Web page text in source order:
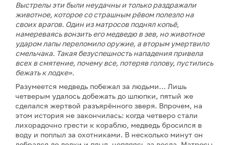
Выстрелы эти были неудачны и только раздражали
животное, которое со страшным рёвом полезло на
своих врагов. Один из матросов поднял копьё,
намереваясь вонзить его медведю в зев, но животное
ударом лапы переломило оружие, а вторым умертвило
смельчака. Такая безуспешность нападения привела
всех в смятение, почему все, потеряв голову, пустились
бежать к лодке».
Разумеется медведь побежал за людьми… Лишь
четверым удалось добежать до шлюпки, пятый же
сделался жертвой разъярённого зверя. Впрочем, на
этом история не закончилась: когда четверо стали
лихорадочно грести к кораблю, медведь бросился в
воду и поплыл за охотниками. В несколько минут он